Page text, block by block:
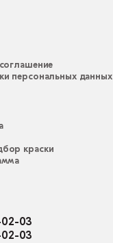
персональных данных
краски
03
03